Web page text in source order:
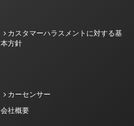
カスタマーハラスメントに対する基
本方針
カーセンサー
会社概要